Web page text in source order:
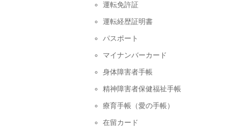
運転免許証
運転経歴証明書
パスポート
マイナンバーカード
身体障害者手帳
精神障害者保健福祉手帳
療育手帳（愛の手帳）
在留カード